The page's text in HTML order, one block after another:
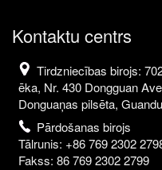
Kontaktu centrs
Tirdzniecības birojs:
ēka, Nr. 430 Dongguan
Donguaņas pilsēta,
Pārdošanas birojs
Tālrunis: +86 769 2302
Fakss: 86 769 2302 2799